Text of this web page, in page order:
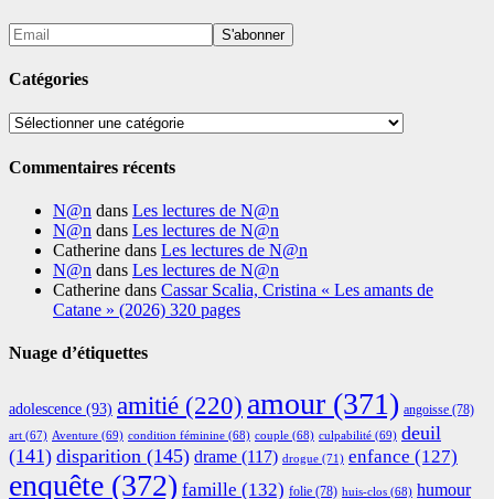
Catégories
Catégories
Commentaires récents
N@n dans Les lectures de N@n
N@n dans Les lectures de N@n
Catherine dans Les lectures de N@n
N@n dans Les lectures de N@n
Catherine dans Cassar Scalia, Cristina « Les amants de
Catane » (2026) 320 pages
Nuage d’étiquettes
adolescence (93) amitié (220) amour (371) angoisse (78)
art (67) Aventure (69) condition féminine (68) couple (68) culpabilité (69) deuil
(141) disparition (145) drame (117) drogue (71) enfance (127)
enquête (372) famille (132) folie (78) huis-clos (68) humour